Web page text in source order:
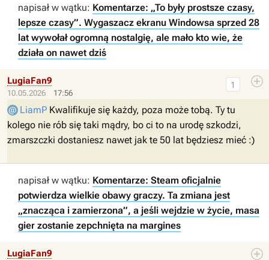
napisał w wątku: Komentarze: „To były prostsze czasy,
lepsze czasy”. Wygaszacz ekranu Windowsa sprzed 28
lat wywołał ogromną nostalgię, ale mało kto wie, że
działa on nawet dziś
10.05.2026 17:56
1
LugiaFan9
LiamP Kwalifikuje się każdy, poza może tobą. Ty tu
kolego nie rób się taki mądry, bo ci to na urodę szkodzi,
zmarszczki dostaniesz nawet jak te 50 lat będziesz mieć :)
napisał w wątku: Komentarze: Steam oficjalnie
potwierdza wielkie obawy graczy. Ta zmiana jest
„znacząca i zamierzona”, a jeśli wejdzie w życie, masa
gier zostanie zepchnięta na margines
LugiaFan9